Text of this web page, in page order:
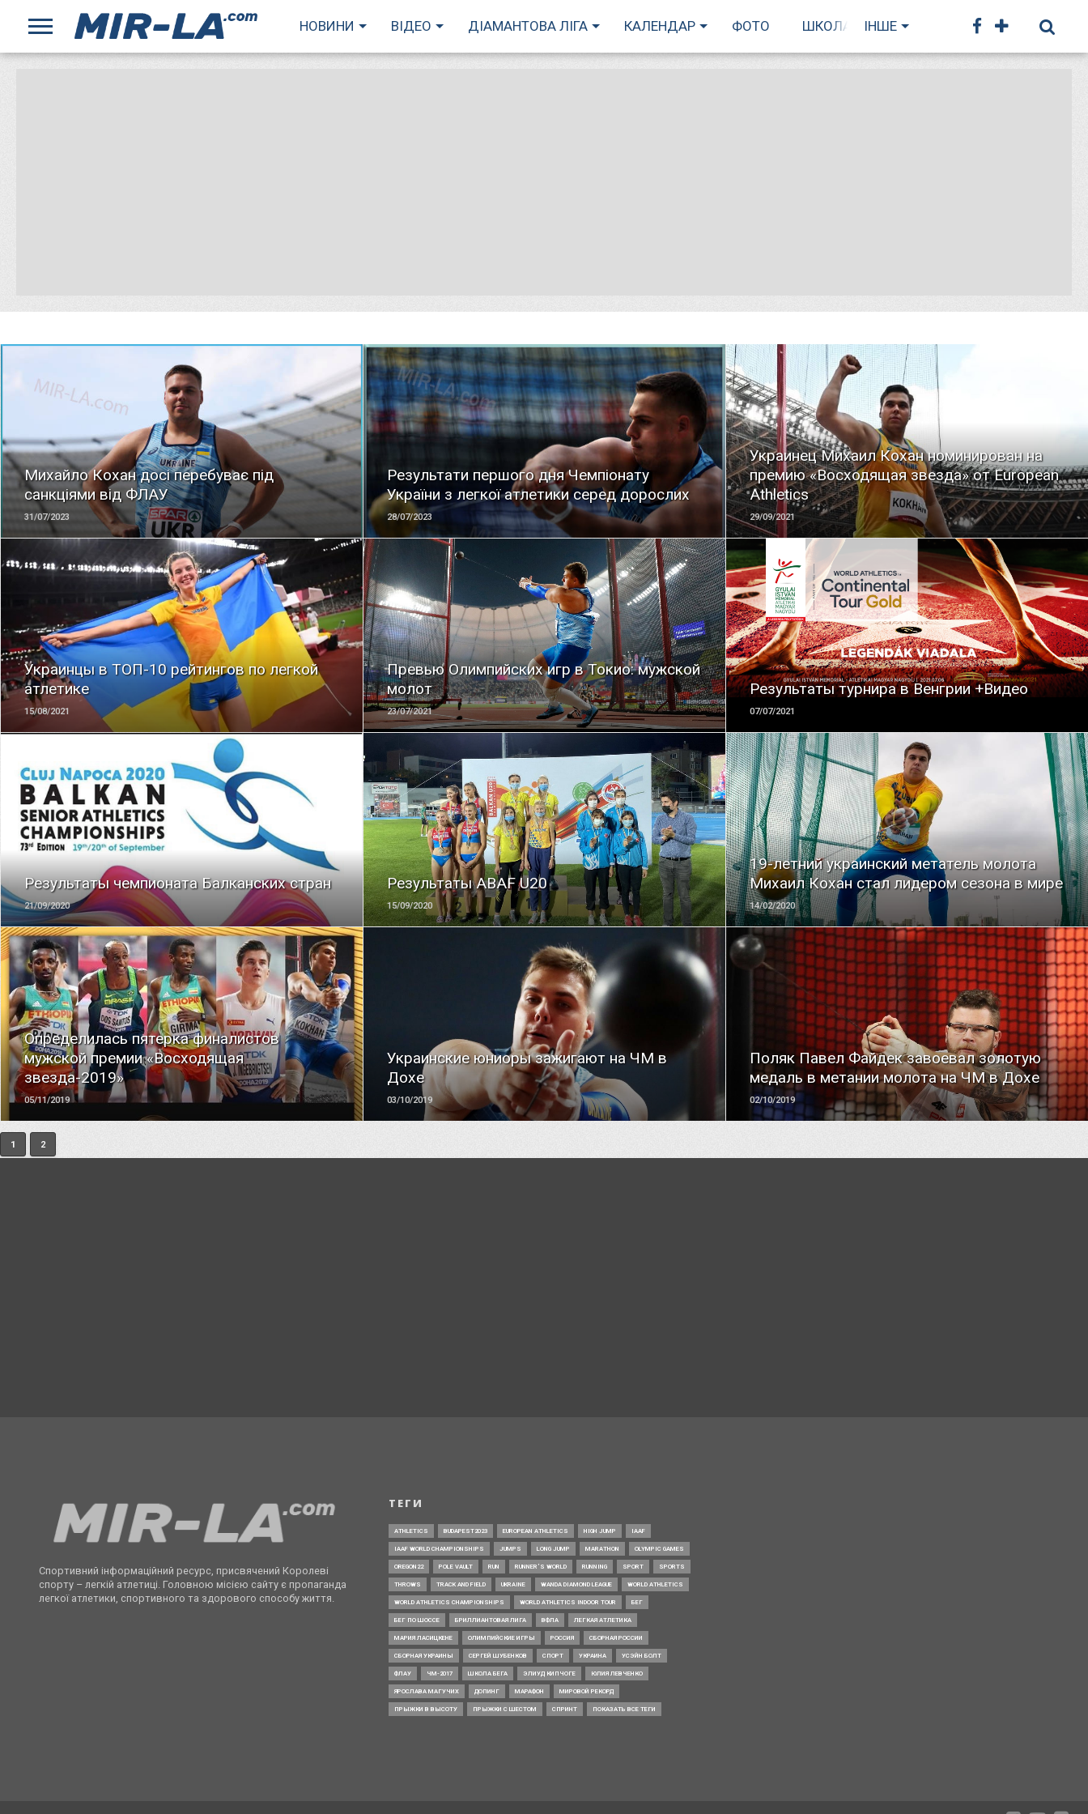
НОВИНИ ВІДЕО ДІАМАНТОВА ЛІГА КАЛЕНДАР ФОТО ШКОЛА БІГУ
ІНШЕ
Михайло Кохан досі перебуває під
санкціями від ФЛАУ
31/07/2023
ЧИТАТЬ
Результати першого дня Чемпіонату
України з легкої атлетики серед дорослих
28/07/2023
ЧИТАТЬ
Украинец Михаил Кохан номинирован на
премию «Восходящая звезда» от European
Athletics
29/09/2021
ЧИТАТЬ
Украинцы в ТОП-10 рейтингов по легкой
атлетике
15/08/2021
ЧИТАТЬ
Превью Олимпийских игр в Токио: мужской
молот
23/07/2021
ЧИТАТЬ
Результаты турнира в Венгрии +Видео
07/07/2021
ЧИТАТЬ
Результаты чемпионата Балканских стран
21/09/2020
ЧИТАТЬ
Результаты ABAF U20
15/09/2020
ЧИТАТЬ
19-летний украинский метатель молота
Михаил Кохан стал лидером сезона в мире
14/02/2020
ЧИТАТЬ
Определилась пятерка финалистов
мужской премии «Восходящая
звезда-2019»
05/11/2019
ЧИТАТЬ
Украинские юниоры зажигают на ЧМ в
Дохе
03/10/2019
ЧИТАТЬ
Поляк Павел Файдек завоевал золотую
медаль в метании молота на ЧМ в Дохе
02/10/2019
ЧИТАТЬ
1 2
Спортивний інформаційний ресурс, присвячений Королеві
спорту – легкій атлетиці. Головною місією сайту є пропаганда
легкої атлетики, спортивного та здорового способу життя.
ТЕГИ
ATHLETICS BUDAPEST2023 EUROPEAN ATHLETICS HIGH JUMP IAAF
IAAF WORLD CHAMPIONSHIPS JUMPS LONG JUMP MARATHON OLYMPIC GAMES
OREGON22 POLE VAULT RUN RUNNER’S WORLD RUNNING SPORT SPORTS
THROWS TRACK AND FIELD UKRAINE WANDA DIAMOND LEAGUE WORLD ATHLETICS
WORLD ATHLETICS CHAMPIONSHIPS WORLD ATHLETICS INDOOR TOUR БЕГ
БЕГ ПО ШОССЕ БРИЛЛИАНТОВАЯ ЛИГА ВФЛА ЛЕГКАЯ АТЛЕТИКА
МАРИЯ ЛАСИЦКЕНЕ ОЛИМПИЙСКИЕ ИГРЫ РОССИЯ СБОРНАЯ РОССИИ
СБОРНАЯ УКРАИНЫ СЕРГЕЙ ШУБЕНКОВ СПОРТ УКРАИНА УСЭЙН БОЛТ
ФЛАУ ЧМ-2017 ШКОЛА БЕГА ЭЛИУД КИПЧОГЕ ЮЛИЯ ЛЕВЧЕНКО
ЯРОСЛАВА МАГУЧИХ ДОПИНГ МАРАФОН МИРОВОЙ РЕКОРД
ПРЫЖКИ В ВЫСОТУ ПРЫЖКИ С ШЕСТОМ СПРИНТ ПОКАЗАТЬ ВСЕ ТЕГИ